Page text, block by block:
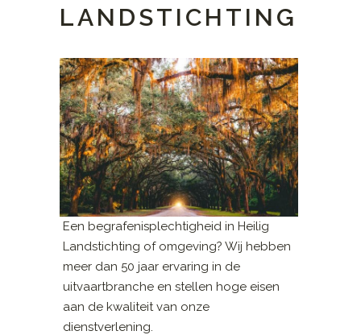
LANDSTICHTING
Een begrafenisplechtigheid in Heilig
Landstichting of omgeving? Wij hebben
meer dan 50 jaar ervaring in de
uitvaartbranche en stellen hoge eisen
aan de kwaliteit van onze
dienstverlening.